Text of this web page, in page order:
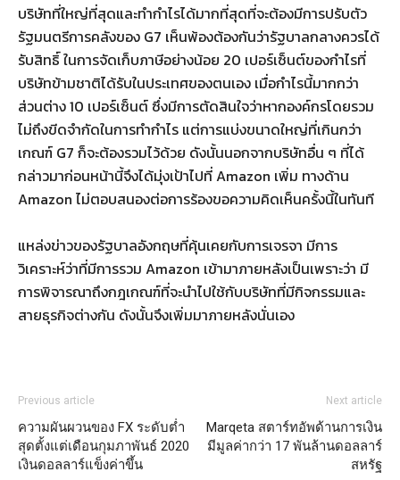
บริษัทที่ใหญ่ที่สุดและทำกำไรได้มากที่สุดที่จะต้องมีการปรับตัว
รัฐมนตรีการคลังของ G7 เห็นพ้องต้องกันว่ารัฐบาลกลางควรได้
รับสิทธิ์ ในการจัดเก็บภาษีอย่างน้อย 20 เปอร์เซ็นต์ของกำไรที่
บริษัทข้ามชาติได้รับในประเทศของตนเอง เมื่อกำไรนี้มากกว่า
ส่วนต่าง 10 เปอร์เซ็นต์ ซึ่งมีการตัดสินใจว่าหากองค์กรโดยรวม
ไม่ถึงขีดจำกัดในการทำกำไร แต่การแบ่งขนาดใหญ่ที่เกินกว่า
เกณฑ์ G7 ก็จะต้องรวมไว้ด้วย ดังนั้นนอกจากบริษัทอื่น ๆ ที่ได้
กล่าวมาก่อนหน้านี้จึงได้มุ่งเป้าไปที่ Amazon เพิ่ม ทางด้าน
Amazon ไม่ตอบสนองต่อการร้องขอความคิดเห็นครั้งนี้ในทันที
แหล่งข่าวของรัฐบาลอังกฤษที่คุ้นเคยกับการเจรจา มีการ
วิเคราะห์ว่าที่มีการรวม Amazon เข้ามาภายหลังเป็นเพราะว่า มี
การพิจารณาถึงกฎเกณฑ์ที่จะนำไปใช้กับบริษัทที่มีกิจกรรมและ
สายธุรกิจต่างกัน ดังนั้นจึงเพิ่มมาภายหลังนั่นเอง
Previous article
ความผันผวนของ FX ระดับต่ำ
สุดตั้งแต่เดือนกุมภาพันธ์ 2020
เงินดอลลาร์แข็งค่าขึ้น
Next article
Marqeta สตาร์ทอัพด้านการเงิน
มีมูลค่ากว่า 17 พันล้านดอลลาร์
สหรัฐ